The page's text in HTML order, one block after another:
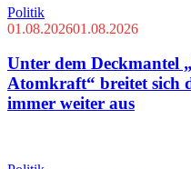
Politik
01.08.202601.08.2026
Unter dem Deckmantel
Atomkraft“ breitet sich
immer weiter aus